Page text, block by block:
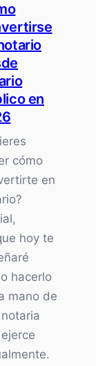
limpieza
y
dólares
casa
en
en
cómo
en
hoy te
hacerlo
mano de